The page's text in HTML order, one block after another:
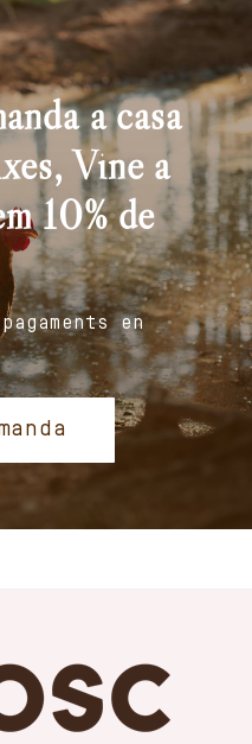
a casa
Vine a
10% de
en